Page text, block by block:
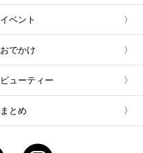
イベント
おでかけ
ビューティー
まとめ